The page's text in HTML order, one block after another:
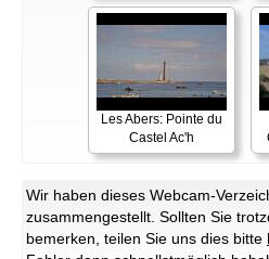
Les Abers: Pointe du
Castel Ac'h
Wir haben dieses Webcam-
zusammengestellt. Sollten Sie
bemerken, teilen Sie uns dies bitte